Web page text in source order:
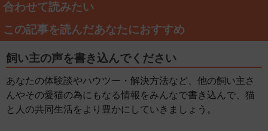
合わせて読みたい
この記事を読んだあなたにおすすめ
飼い主の声を書き込んでください
あなたの体験談やハウツー・解決方法など、他の飼い主さ
んやその愛猫の為にもなる情報をみんなで書き込んで、猫
と人の共同生活をより豊かにしていきましょう。